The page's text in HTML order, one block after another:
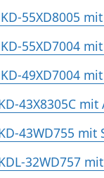
55XD8005
55XD7004
49XD7004
43X8305C
43WD755
32WD757